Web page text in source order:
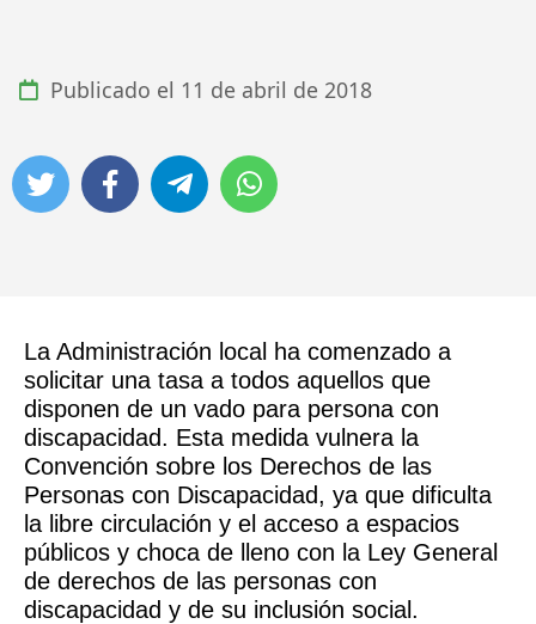
Publicado el 11 de abril de 2018
La Administración local ha comenzado a
solicitar una tasa a todos aquellos que
disponen de un vado para persona con
discapacidad. Esta medida vulnera la
Convención sobre los Derechos de las
Personas con Discapacidad, ya que dificulta
la libre circulación y el acceso a espacios
públicos y choca de lleno con la Ley General
de derechos de las personas con
discapacidad y de su inclusión social.